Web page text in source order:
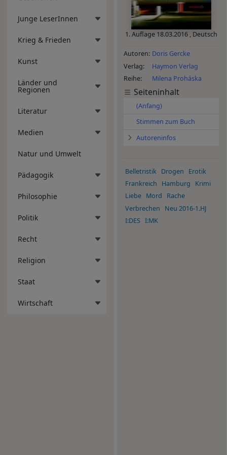
Junge LeserInnen
Krieg & Frieden
Kunst
Länder und
Regionen
Literatur
Medien
Natur und Umwelt
Pädagogik
Philosophie
Politik
Recht
Religion
Staat
Wirtschaft
1. Auflage 18.03.2016 , Deutsch
Autoren Doris Gercke
Verlag
Haymon Verlag
Reihe
Milena Proháska
Seiteninhalt
(Anfang)
Stimmen zum Buch
Autoreninfos
Belletristik Drogen
Erotik
Frankreich
Hamburg
Krimi
Liebe
Mord
Rache
Verbrechen
Neu 2016-1.HJ
I:DES I:MK